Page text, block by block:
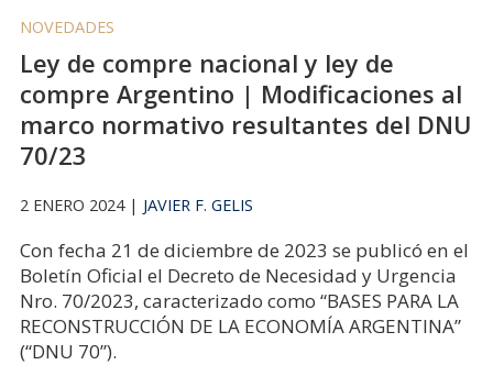
NOVEDADES
Ley de compre nacional y ley de
compre Argentino | Modificaciones al
marco normativo resultantes del DNU
70/23
2 ENERO 2024 | JAVIER F. GELIS
Con fecha 21 de diciembre de 2023 se publicó en el
Boletín Oficial el Decreto de Necesidad y Urgencia
Nro. 70/2023, caracterizado como “BASES PARA LA
RECONSTRUCCIÓN DE LA ECONOMÍA ARGENTINA”
(“DNU 70”).